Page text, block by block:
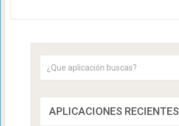
APLICACIONES RECIENTES